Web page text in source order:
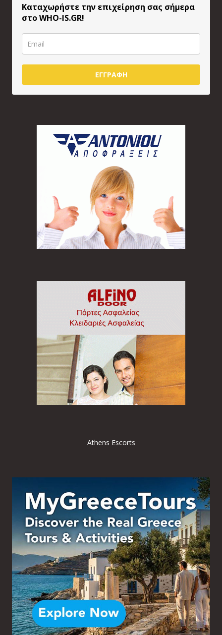
Καταχωρήστε την επιχείρηση σας σήμερα
στο WHO-IS.GR!
ΕΓΓΡΑΦΗ
Athens Escorts